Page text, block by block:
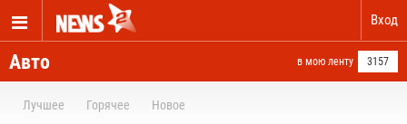
Вход
Авто в мою ленту 3157
Лучшее Горячее Новое